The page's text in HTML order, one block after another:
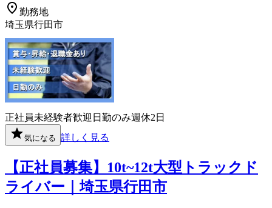
勤務地
埼玉県行田市
正社員未経験者歓迎 日勤のみ週休2日
気になる 詳しく見る
【正社員募集】10t~12t大型トラックド
ライバー｜埼玉県行田市